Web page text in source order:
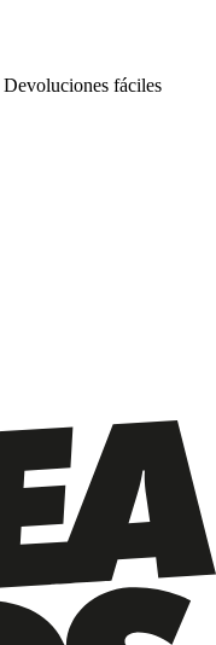
Devoluciones fáciles